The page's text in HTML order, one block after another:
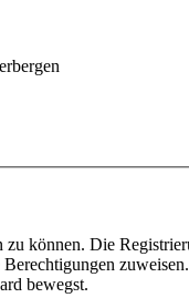
zu können. Die
bewegst.